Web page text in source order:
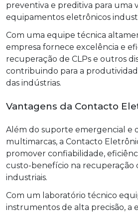
preventiva e preditiva para uma
equipamentos eletrônicos
Com uma equipe técnica
empresa fornece excelência e
recuperação de CLPs e outros
contribuindo para a
das indústrias.
Vantagens da Contacto
Além do suporte emergencial e
multimarcas, a Contacto
promover confiabilidade,
custo-benefício na recuperação
industriais.
Com um laboratório técnico
instrumentos de alta precisão, a